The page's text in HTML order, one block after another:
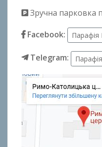
Зручна парковка
Facebook:
Парафія
Telegram: